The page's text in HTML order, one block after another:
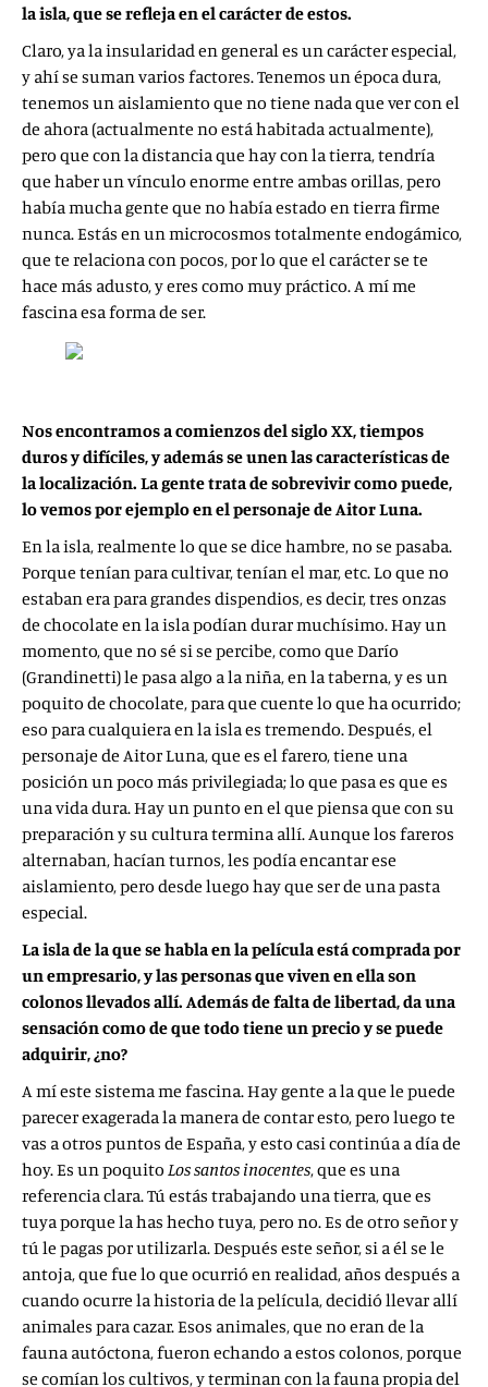
la isla, que se refleja en el carácter de estos.
Claro, ya la insularidad en general es un carácter especial,
y ahí se suman varios factores. Tenemos un época dura,
tenemos un aislamiento que no tiene nada que ver con el
de ahora (actualmente no está habitada actualmente),
pero que con la distancia que hay con la tierra, tendría
que haber un vínculo enorme entre ambas orillas, pero
había mucha gente que no había estado en tierra firme
nunca. Estás en un microcosmos totalmente endogámico,
que te relaciona con pocos, por lo que el carácter se te
hace más adusto, y eres como muy práctico. A mí me
fascina esa forma de ser.
Nos encontramos a comienzos del siglo XX, tiempos
duros y difíciles, y además se unen las características de
la localización. La gente trata de sobrevivir como puede,
lo vemos por ejemplo en el personaje de Aitor Luna.
En la isla, realmente lo que se dice hambre, no se pasaba.
Porque tenían para cultivar, tenían el mar, etc. Lo que no
estaban era para grandes dispendios, es decir, tres onzas
de chocolate en la isla podían durar muchísimo. Hay un
momento, que no sé si se percibe, como que Darío
(Grandinetti) le pasa algo a la niña, en la taberna, y es un
poquito de chocolate, para que cuente lo que ha ocurrido;
eso para cualquiera en la isla es tremendo. Después, el
personaje de Aitor Luna, que es el farero, tiene una
posición un poco más privilegiada; lo que pasa es que es
una vida dura. Hay un punto en el que piensa que con su
preparación y su cultura termina allí. Aunque los fareros
alternaban, hacían turnos, les podía encantar ese
aislamiento, pero desde luego hay que ser de una pasta
especial.
La isla de la que se habla en la película está comprada por
un empresario, y las personas que viven en ella son
colonos llevados allí. Además de falta de libertad, da una
sensación como de que todo tiene un precio y se puede
adquirir, ¿no?
A mí este sistema me fascina. Hay gente a la que le puede
parecer exagerada la manera de contar esto, pero luego te
vas a otros puntos de España, y esto casi continúa a día de
hoy. Es un poquito Los santos inocentes, que es una
referencia clara. Tú estás trabajando una tierra, que es
tuya porque la has hecho tuya, pero no. Es de otro señor y
tú le pagas por utilizarla. Después este señor, si a él se le
antoja, que fue lo que ocurrió en realidad, años después a
cuando ocurre la historia de la película, decidió llevar allí
animales para cazar. Esos animales, que no eran de la
fauna autóctona, fueron echando a estos colonos, porque
se comían los cultivos, y terminan con la fauna propia del